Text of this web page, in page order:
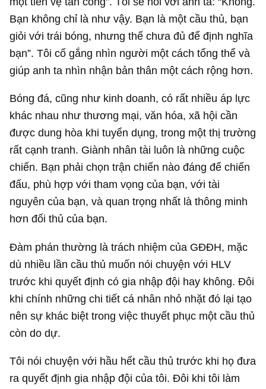
Bạn không chỉ là như vậy. Bạn là một cầu thủ, bạn
giỏi với trái bóng, nhưng thế chưa đủ để định nghĩa
bạn”. Tôi cố gắng nhìn người một cách tổng thể và
giúp anh ta nhìn nhận bản thân một cách rộng hơn.
Bóng đá, cũng như kinh doanh, có rất nhiều áp lực
khác nhau như thương mại, văn hóa, xã hội cần
được dung hòa khi tuyển dụng, trong một thị trường
rất cạnh tranh. Giành nhân tài luôn là những cuộc
chiến. Bạn phải chọn trận chiến nào đáng để chiến
đấu, phù hợp với tham vọng của bạn, với tài
nguyên của bạn, và quan trọng nhất là thông minh
hơn đối thủ của bạn.
Đàm phán thường là trách nhiệm của GĐĐH, mặc
dù nhiều lần cầu thủ muốn nói chuyện với HLV
trước khi quyết định có gia nhập đội hay không. Đôi
khi chính những chi tiết cá nhân nhỏ nhặt đó lại tạo
nên sự khác biệt trong việc thuyết phục một cầu thủ
còn do dự.
Tôi nói chuyện với hầu hết cầu thủ trước khi họ đưa
ra quyết định gia nhập đội của tôi. Đôi khi tôi làm